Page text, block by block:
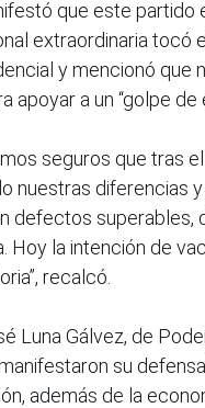
que este partido
extraordinaria tocó
y mencionó que
apoyar a un “golpe de
seguros que tras
nuestras diferencias y
defectos superables,
Hoy la intención de
recalcó.
Luna Gálvez, de
su
además de la